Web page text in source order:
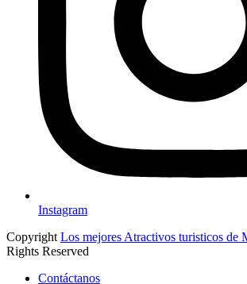
Instagram
Copyright Los mejores Atractivos turisticos de
Rights Reserved
Contáctanos